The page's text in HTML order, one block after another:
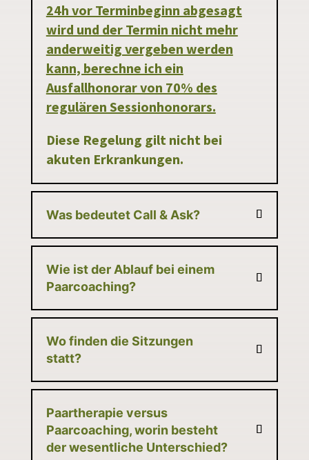
24h vor Terminbeginn abgesagt
wird und der Termin nicht mehr
anderweitig vergeben werden
kann, berechne ich ein
Ausfallhonorar von 70% des
regulären Sessionhonorars.
Diese Regelung gilt nicht bei
akuten Erkrankungen.
Was bedeutet Call & Ask?
Wie ist der Ablauf bei einem
Paarcoaching?
Wo finden die Sitzungen
statt?
Paartherapie versus
Paarcoaching, worin besteht
der wesentliche Unterschied?